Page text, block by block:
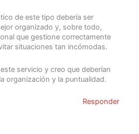
de este tipo debería ser
organizado y, sobre todo,
que gestione correctamente
situaciones tan incómodas.
servicio y creo que deberían
organización y la puntualidad.
Responder